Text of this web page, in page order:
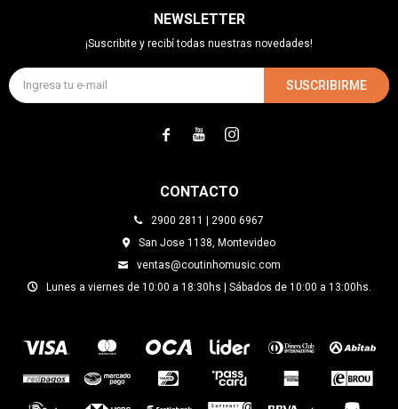
CONTACTO
2900 2811 | 2900 6967
San Jose 1138, Montevideo
ventas@coutinhomusic.com
Lunes a viernes de 10:00 a 18:30hs | Sábados de 10:00 a 13:00hs.
NEWSLETTER
¡Suscribite y recibí todas nuestras novedades!
SUSCRIBIRME
  